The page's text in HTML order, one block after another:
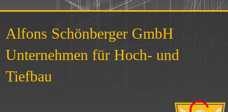
Alfons Schönberger GmbH
Unternehmen für Hoch- und
Tiefbau